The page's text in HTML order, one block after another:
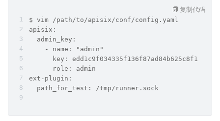
$ vim /path/to/apisix/conf/config.yaml
apisix:
  admin_key:
    - name: "admin"
      key: edd1c9f034335f136f87ad84b625c8f1
      role: admin
ext-plugin:
  path_for_test: /tmp/runner.sock
复制代码